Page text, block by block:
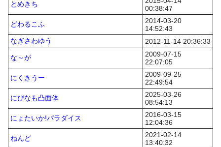
とめきち
00:38:47
どわるこふ
2014-03-20
14:52:43
なぎさわゆう
2012-11-14 20:36:33
な～が
2009-07-15
22:07:05
にくきうー
2009-09-25
22:49:54
にびなも凸面体
2025-03-26
08:54:13
にょたいか!パラダイス
2016-03-15
12:04:36
ねんど
2021-02-14
13:40:32